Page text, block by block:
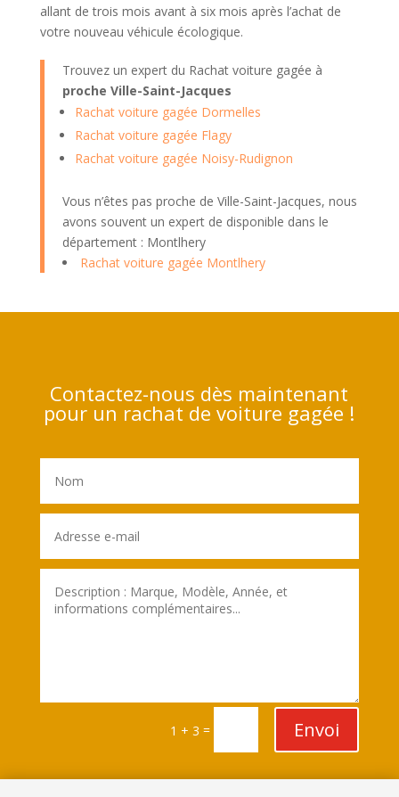
allant de trois mois avant à six mois après l’achat de
votre nouveau véhicule écologique.
Trouvez un expert du Rachat voiture gagée à
proche Ville-Saint-Jacques
Rachat voiture gagée Dormelles
Rachat voiture gagée Flagy
Rachat voiture gagée Noisy-Rudignon
Vous n’êtes pas proche de Ville-Saint-Jacques, nous
avons souvent un expert de disponible dans le
département : Montlhery
Rachat voiture gagée Montlhery
Contactez-nous dès maintenant
pour un rachat de voiture gagée !
1 + 3 = Envoi